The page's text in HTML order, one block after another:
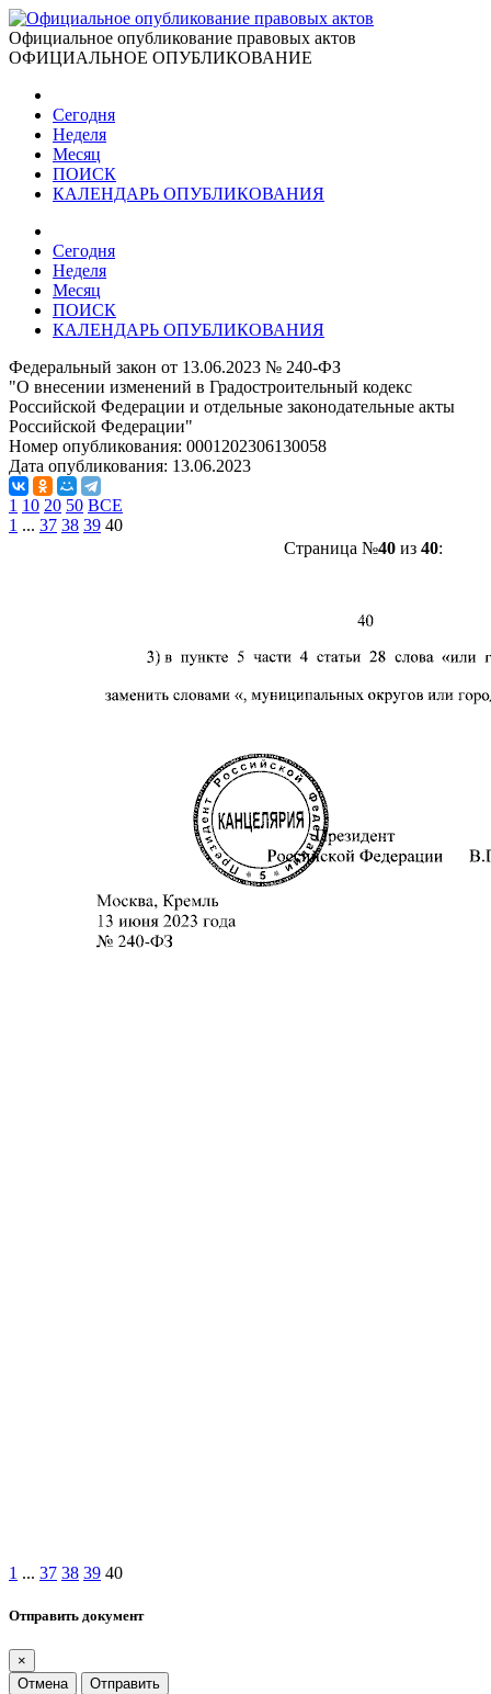
Официальное опубликование правовых актов
ОФИЦИАЛЬНОЕ ОПУБЛИКОВАНИЕ
Сегодня
Неделя
Месяц
ПОИСК
КАЛЕНДАРЬ ОПУБЛИКОВАНИЯ
Сегодня
Неделя
Месяц
ПОИСК
КАЛЕНДАРЬ ОПУБЛИКОВАНИЯ
Федеральный закон от 13.06.2023 № 240-ФЗ
"О внесении изменений в Градостроительный кодекс
Российской Федерации и отдельные законодательные акты
Российской Федерации"
Номер опубликования: 0001202306130058
Дата опубликования: 13.06.2023
1 10 20 50 ВСЕ
1 ... 37 38 39 40
Страница №40из 40:
1 ... 37 38 39 40
Отправить документ
×
Отмена
Отправить